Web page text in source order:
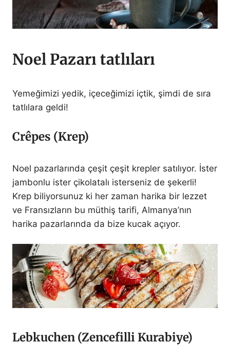
Noel Pazarı tatlıları
Yemeğimizi yedik, içeceğimizi içtik, şimdi de sıra
tatlılara geldi!
Crêpes (Krep)
Noel pazarlarında çeşit çeşit krepler satılıyor. İster
jambonlu ister çikolatalı isterseniz de şekerli!
Krep biliyorsunuz ki her zaman harika bir lezzet
ve Fransızların bu müthiş tarifi, Almanya’nın
harika pazarlarında da bize kucak açıyor.
Lebkuchen (Zencefilli Kurabiye)